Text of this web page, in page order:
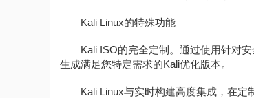
Kali Linux的特殊功能
Kali ISO的完全定制。通过使用针对
生成满足您特定需求的Kali优化版本。
Kali Linux与实时构建高度集成，在